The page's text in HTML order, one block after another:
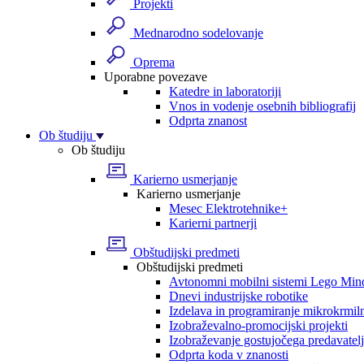
Projekti
Mednarodno sodelovanje
Oprema
Uporabne povezave
Katedre in laboratoriji
Vnos in vodenje osebnih bibliografij
Odprta znanost
Ob študiju
Ob študiju
Karierno usmerjanje
Karierno usmerjanje
Mesec Elektrotehnike+
Karierni partnerji
Obštudijski predmeti
Obštudijski predmeti
Avtonomni mobilni sistemi Lego
Dnevi industrijske robotike
Izdelava in programiranje
Izobraževalno-promocijski projekti
Izobraževanje gostujočega
Odprta koda v znanosti